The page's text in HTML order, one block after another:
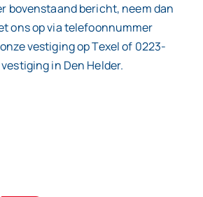
bovenstaand bericht, neem dan
ons op via telefoonnummer
vestiging op Texel of 0223-
in Den Helder.